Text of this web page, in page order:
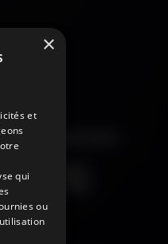
d’Haemmerlin
faire
châssis
RSE
×
et
qui
ou